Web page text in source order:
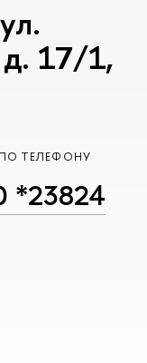
17/1,
ТЕЛЕФОНУ
*23824